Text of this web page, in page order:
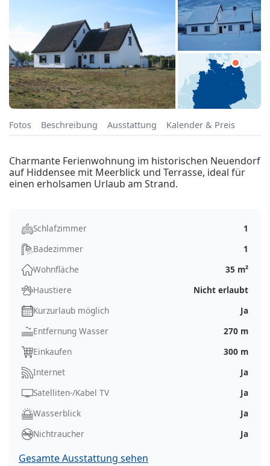
Fotos Beschreibung Ausstattung Kalender & Preis
Charmante Ferienwohnung im historischen Neuendorf
auf Hiddensee mit Meerblick und Terrasse, ideal für
einen erholsamen Urlaub am Strand.
Schlafzimmer
1
Badezimmer
1
Wohnfläche
35 m²
Haustiere
Nicht erlaubt
Kurzurlaub möglich
Ja
Entfernung Wasser
270 m
Einkaufen
300 m
Internet
Ja
Satelliten-/Kabel TV
Ja
Wasserblick
Ja
Nichtraucher
Ja
Gesamte Ausstattung sehen